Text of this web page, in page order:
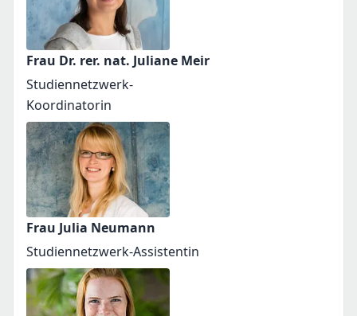
Frau Dr. rer. nat. Juliane Meir
Studiennetzwerk-
Koordinatorin
Frau Julia Neumann
Studiennetzwerk-Assistentin